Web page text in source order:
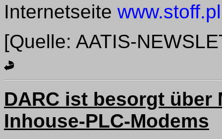
Internetseite www.stoff.pl
[Quelle: AATIS-
DARC ist besorgt über
Inhouse-PLC-Modems